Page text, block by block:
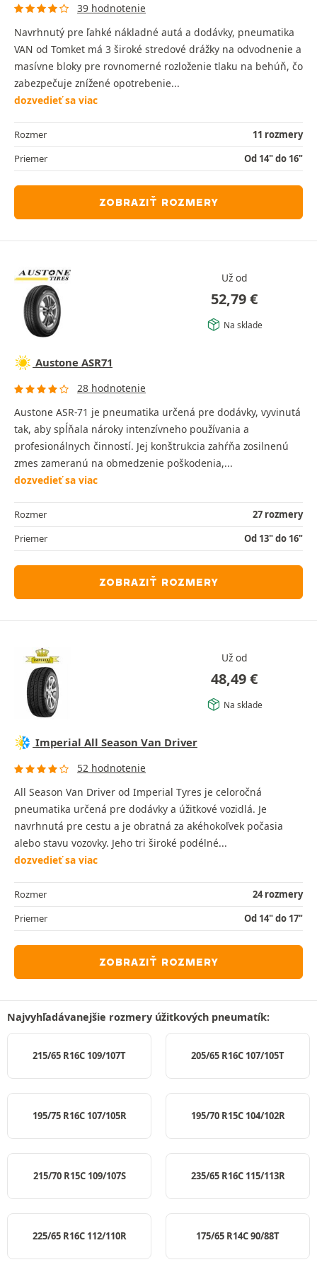
39 hodnotenie
Navrhnutý pre ľahké nákladné autá a dodávky, pneumatika
VAN od Tomket má 3 široké stredové drážky na odvodnenie a
masívne bloky pre rovnomerné rozloženie tlaku na behúň, čo
zabezpečuje znížené opotrebenie...
dozvedieť sa viac
Rozmer
11 rozmery
Priemer
Od 14" do 16"
ZOBRAZIŤ ROZMERY
Už od
52,79€
Na sklade
Austone ASR71
28 hodnotenie
Austone ASR-71 je pneumatika určená pre dodávky, vyvinutá
tak, aby spĺňala nároky intenzívneho používania a
profesionálnych činností. Jej konštrukcia zahŕňa zosilnenú
zmes zameranú na obmedzenie poškodenia,...
dozvedieť sa viac
Rozmer
27 rozmery
Priemer
Od 13" do 16"
ZOBRAZIŤ ROZMERY
Už od
48,49€
Na sklade
Imperial All Season Van Driver
52 hodnotenie
All Season Van Driver od Imperial Tyres je celoročná
pneumatika určená pre dodávky a úžitkové vozidlá. Je
navrhnutá pre cestu a je obratná za akéhokoľvek počasia
alebo stavu vozovky. Jeho tri široké podélné...
dozvedieť sa viac
Rozmer
24 rozmery
Priemer
Od 14" do 17"
ZOBRAZIŤ ROZMERY
Najvyhľadávanejšie rozmery úžitkových pneumatík:
215/65 R16C 109/107T 205/65 R16C 107/105T
195/75 R16C 107/105R 195/70 R15C 104/102R
215/70 R15C 109/107S 235/65 R16C 115/113R
225/65 R16C 112/110R 175/65 R14C 90/88T